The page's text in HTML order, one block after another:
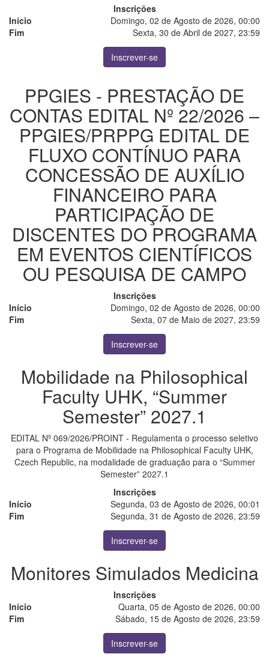
Inscrições
Início
Domingo, 02 de Agosto de 2026, 00:00
Fim
Sexta, 30 de Abril de 2027, 23:59
Inscrever-se
PPGIES - PRESTAÇÃO DE
CONTAS EDITAL Nº 22/2026 –
PPGIES/PRPPG EDITAL DE
FLUXO CONTÍNUO PARA
CONCESSÃO DE AUXÍLIO
FINANCEIRO PARA
PARTICIPAÇÃO DE
DISCENTES DO PROGRAMA
EM EVENTOS CIENTÍFICOS
OU PESQUISA DE CAMPO
Inscrições
Início
Domingo, 02 de Agosto de 2026, 00:00
Fim
Sexta, 07 de Maio de 2027, 23:59
Inscrever-se
Mobilidade na Philosophical
Faculty UHK, “Summer
Semester” 2027.1
EDITAL Nº 069/2026/PROINT - Regulamenta o processo seletivo
para o Programa de Mobilidade na Philosophical Faculty UHK,
Czech Republic, na modalidade de graduação para o “Summer
Semester” 2027.1
Inscrições
Início
Segunda, 03 de Agosto de 2026, 00:01
Fim
Segunda, 31 de Agosto de 2026, 23:59
Inscrever-se
Monitores Simulados Medicina
Inscrições
Início
Quarta, 05 de Agosto de 2026, 00:00
Fim
Sábado, 15 de Agosto de 2026, 23:59
Inscrever-se